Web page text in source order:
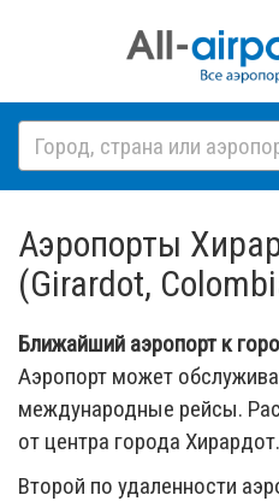
Аэропорты
(Girardot,
Ближайший аэропорт к
Аэропорт может
международные рейсы.
от центра города Хирардот.
Второй по удаленности